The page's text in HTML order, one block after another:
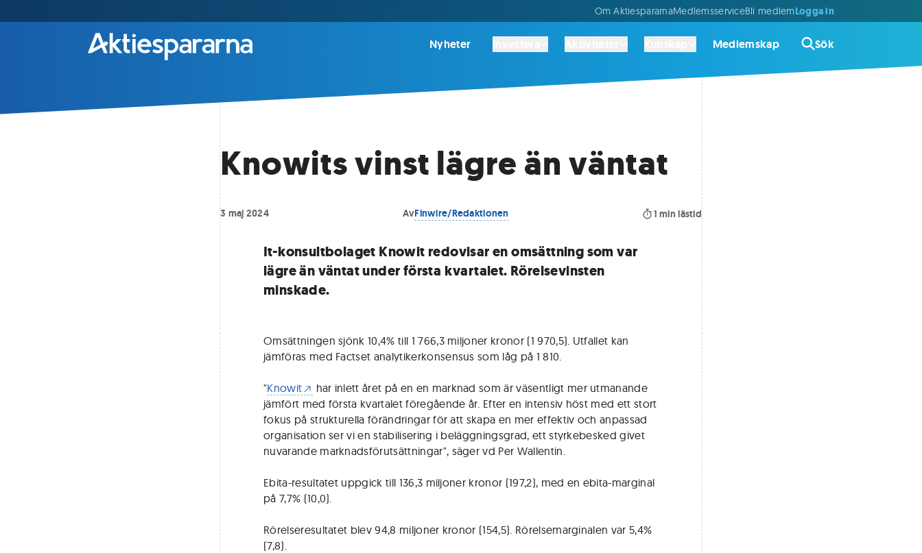
Om AktiespararnaMedlemsserviceBli medlemLogga in
Nyheter Medlemskap Sök
Knowits vinst lägre än väntat
3 maj 2024 AvFinwire/Redaktionen 1 min lästid
It-konsultbolaget Knowit redovisar en omsättning som var
lägre än väntat under första kvartalet. Rörelsevinsten
minskade.
Omsättningen sjönk 10,4% till 1 766,3 miljoner kronor (1 970,5). Utfallet kan
jämföras med Factset analytikerkonsensus som låg på 1 810.
"Knowit
har inlett året på en en marknad som är väsentligt mer utmanande
jämfört med första kvartalet föregående år. Efter en intensiv höst med ett stort
fokus på strukturella förändringar för att skapa en mer effektiv och anpassad
organisation ser vi en stabilisering i beläggningsgrad, ett styrkebesked givet
nuvarande marknadsförutsättningar", säger vd Per Wallentin.
Ebita-resultatet uppgick till 136,3 miljoner kronor (197,2), med en ebita-marginal
på 7,7% (10,0).
Rörelseresultatet blev 94,8 miljoner kronor (154,5). Rörelsemarginalen var 5,4%
(7,8).